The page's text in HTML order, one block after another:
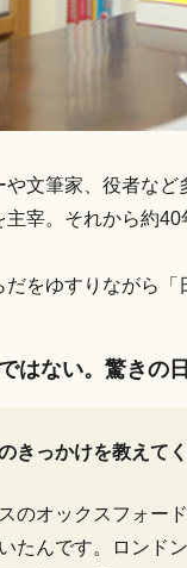
や文筆家、役者な
主宰。それから約
だをゆすりながら「
はない。驚きの
きっかけを教えて
のオックスフォー
たんです。ロンド